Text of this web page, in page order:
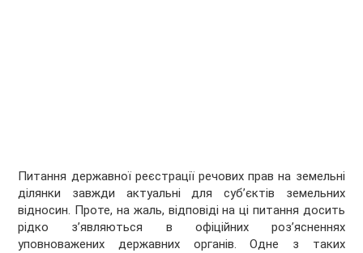
Питання державної реєстрації речових прав на земельні
ділянки завжди актуальні для суб’єктів земельних
відносин. Проте, на жаль, відповіді на ці питання досить
рідко з’являються в офіційних роз’ясненнях
уповноважених державних органів. Одне з таких